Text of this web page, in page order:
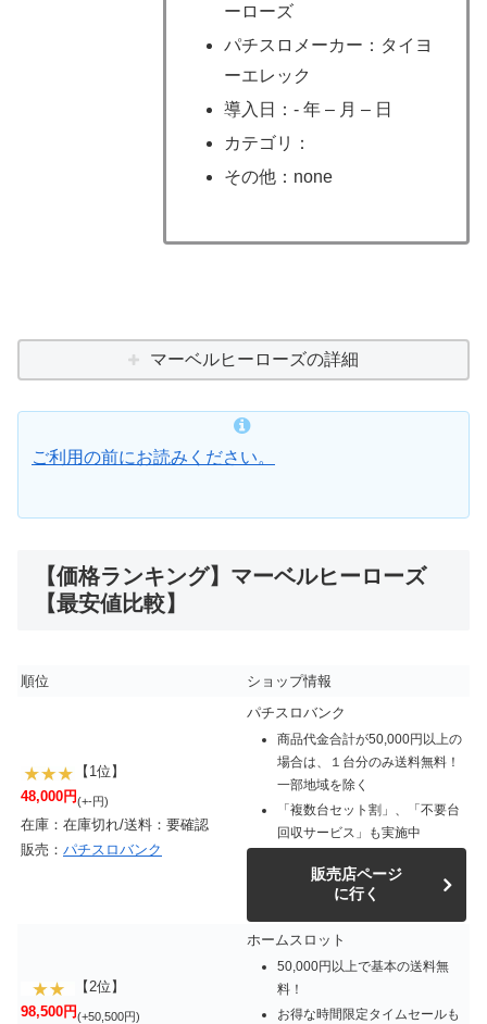
ーローズ
パチスロメーカー：タイヨ
ーエレック
導入日：- 年 – 月 – 日
カテゴリ：
その他：none
マーベルヒーローズの詳細
ご利用の前にお読みください。
【価格ランキング】マーベルヒーローズ
【最安値比較】
順位 ショップ情報
【1位】
48,000円(+-円)
在庫：在庫切れ/送料：要確認
販売： パチスロバンク
パチスロバンク
商品代金合計が50,000円以上の
場合は、１台分のみ送料無料！
一部地域を除く
「複数台セット割」、「不要台
回収サービス」も実施中
販売店ページ
に行く
【2位】
98,500円(+50,500円)
ホームスロット
50,000円以上で基本の送料無
料！
お得な時間限定タイムセールも